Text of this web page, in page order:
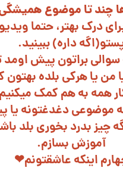
چند تا موضوع همیشگی:
درک بهتر، حتما
داره) ببینید.
سوالی براتون پیش
من یا هرکی بلده بهتون
همه به هم کمک میکنیم.
موضوعی دغدغتونه یا
چیز بدرد بخوری بلد
آموزش بسازم.
اینکه عاشقتونم❤